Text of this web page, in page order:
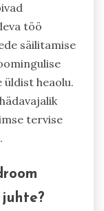
töö
säilitamise
heaolu.
tervise